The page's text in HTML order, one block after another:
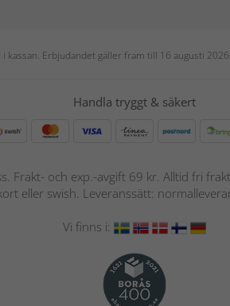
kassan. Erbjudandet gäller fram till 16 augusti
Handla tryggt & säkert
Frakt- och exp.-avgift 69 kr. Alltid fri
eller swish. Leveranssätt:
Vi finns i: